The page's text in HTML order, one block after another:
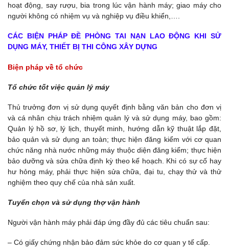
hoạt động, say rượu, bia trong lúc vận hành máy; giao máy cho
người không có nhiệm vụ và nghiệp vụ điều khiển,….
CÁC BIỆN PHÁP ĐỀ PHÒNG TAI NẠN LAO ĐỘNG KHI SỬ
DỤNG MÁY, THIẾT BỊ THI CÔNG XÂY DỰNG
Biện pháp về tổ chức
Tổ chức tốt việc quản lý máy
Thủ trưởng đơn vị sử dụng quyết định bằng văn bản cho đơn vị
và cá nhân chịu trách nhiệm quản lý và sử dụng máy, bao gồm:
Quản lý hồ sơ, lý lịch, thuyết minh, hướng dẫn kỹ thuật lắp đặt,
bảo quản và sử dụng an toàn; thực hiện đăng kiểm với cơ quan
chức năng nhà nước những máy thuộc diện đăng kiểm; thực hiện
bảo dưỡng và sửa chữa định kỳ theo kế hoạch. Khi có sự cố hay
hư hỏng máy, phải thực hiện sửa chữa, đại tu, chạy thử và thử
nghiệm theo quy chế của nhà sản xuất.
Tuyển chọn và sử dụng thợ vận hành
Người vận hành máy phải đáp ứng đầy đủ các tiêu chuẩn sau:
– Có giấy chứng nhận bảo đảm sức khỏe do cơ quan y tế cấp.